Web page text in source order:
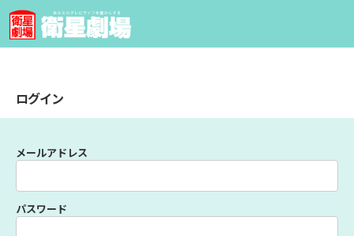
ログイン
メールアドレス
パスワード